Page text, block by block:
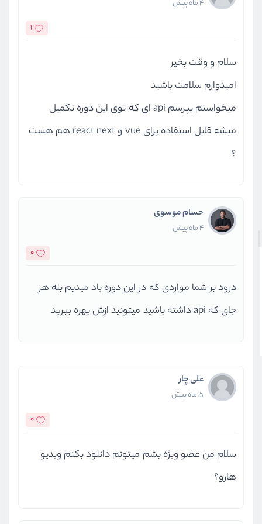
بازار کار را افزایش می‌دهد. علاوه بر این، با انجام پروژه‌های
عملی، نمونه‌کارهای ارزشمندی برای نمایش در گیت‌هاب
(GitHub) ایجاد خواهید کرد که به تقویت رزومه و افزایش
شانس استخدام شما در شرکت‌های معتبر کمک فراوانی
می‌کند.
4 ماه پیش
1
سلام و وقت بخیر
امیدوارم سلامت باشید
میخواستم بپرسم api ای که توی این دوره تکمیل
میشه قابل استفاده برای vue و react next هم هست
؟
حسام موسوی
4 ماه پیش
0
درود بر شما مواردی که در این دوره یاد میدیم بله هر
جای که api داشته باشید میتونید ازش بهره ببرید
علی چار
5 ماه پیش
0
سلام من عضو ویژه بشم میتونم دانلود بکنم ویدیو
هارو؟